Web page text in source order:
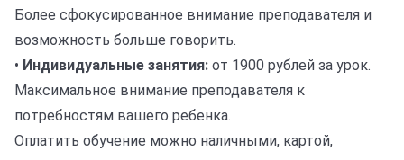
Более сфокусированное внимание преподавателя и
возможность больше говорить.
• Индивидуальные занятия: от 1900 рублей за урок.
Максимальное внимание преподавателя к
потребностям вашего ребенка.
Оплатить обучение можно наличными, картой,